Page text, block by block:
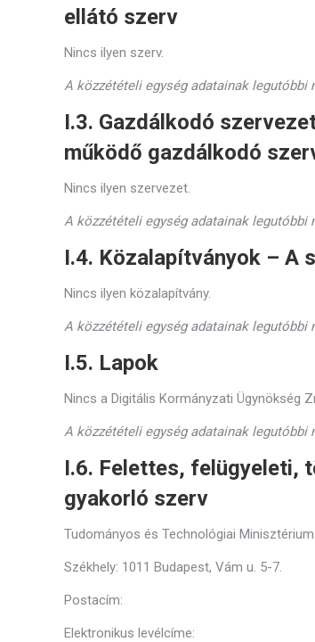
ellátó szerv
Nincs ilyen szerv.
A közzétételi egység adatainak legutóbbi
I.3. Gazdálkodó
működő gazdálkodó
Nincs ilyen szervezet.
A közzétételi egység adatainak legutóbbi
I.4. Közalapítványok – A
Nincs ilyen közalapítvány.
A közzétételi egység adatainak legutóbbi
I.5. Lapok
Nincs a Digitális Kormányzati Ügynökség
A közzétételi egység adatainak legutóbbi
I.6. Felettes, felügyeleti,
gyakorló szerv
Tudományos és Technológiai Minisztérium
Székhely: 1011 Budapest, Vám u. 5-7.
Postacím:
Elektronikus levélcíme: